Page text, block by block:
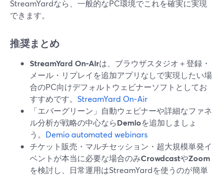
StreamYardなら、一般的なPC環境でこれを確実に実現
できます。
推奨まとめ
StreamYard On‑Airは、ブラウザスタジオ＋登録・
メール・リプレイを追加アプリなしで実現したい場
合のPC向けデフォルトウェビナーソフトとしてお
すすめです。 StreamYard On‑Air
「エバーグリーン」自動ウェビナーや詳細なファネ
ル分析が戦略の中心ならDemioを追加しましょ
う。 Demio automated webinars
チケット販売・マルチセッション・超大規模単発イ
ベントが本当に必要な場合のみCrowdcastやZoom
を検討し、日常運用はStreamYardを使うのが簡単